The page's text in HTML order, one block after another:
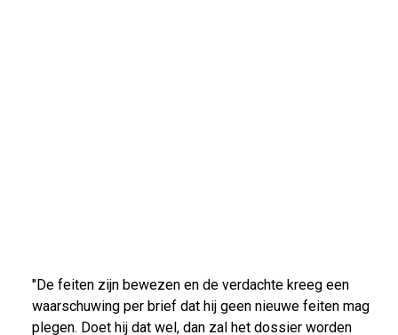
"De feiten zijn bewezen en de verdachte kreeg een
waarschuwing per brief dat hij geen nieuwe feiten mag
plegen. Doet hij dat wel, dan zal het dossier worden